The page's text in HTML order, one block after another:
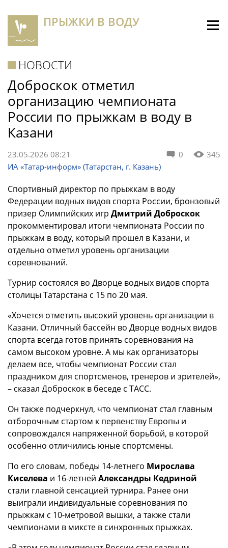
ПРЫЖКИ В ВОДУ
НОВОСТИ
Доброскок отметил
организацию чемпионата
России по прыжкам в воду в
Казани
0 345
23.05.2026 08:21
ИА «Татар-информ» (Татарстан, г. Казань)
Спортивный директор по прыжкам в воду
Федерации водных видов спорта России, бронзовый
призер Олимпийских игр Дмитрий Доброскок
прокомментировал итоги чемпионата России по
прыжкам в воду, который прошел в Казани, и
отдельно отметил уровень организации
соревнований.
Турнир состоялся во Дворце водных видов спорта
столицы Татарстана с 15 по 20 мая.
«Хочется отметить высокий уровень организации в
Казани. Отличный бассейн во Дворце водных видов
спорта всегда готов принять соревнования на
самом высоком уровне. А мы как организаторы
делаем все, чтобы чемпионат России стал
праздником для спортсменов, тренеров и зрителей»,
– сказал Доброскок в беседе с ТАСС.
Он также подчеркнул, что чемпионат стал главным
отборочным стартом к первенству Европы и
сопровождался напряженной борьбой, в которой
особенно отличились юные спортсмены.
По его словам, победы 14-летнего Мирослава
Киселева и 16-летней Александры Кедриной
стали главной сенсацией турнира. Ранее они
выиграли индивидуальные соревнования по
прыжкам с 10-метровой вышки, а также стали
чемпионами в миксте в синхронных прыжках.